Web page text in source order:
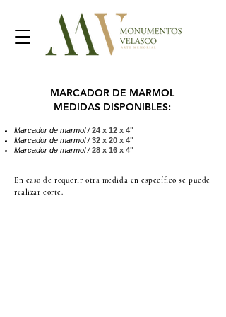
MARCADOR DE MARMOL
MEDIDAS DISPONIBLES:
Marcador de marmol / 24 x 12 x 4"
Marcador de marmol/ 32 x 20 x 4"
Marcador de marmol /28 x 16 x 4"
En caso de requerir otra medida en específico se puede
realizar corte.